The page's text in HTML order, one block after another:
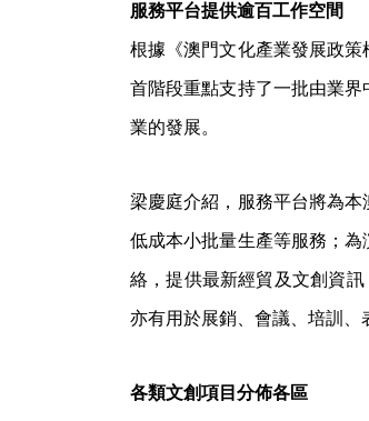
服務平台提供逾百工作空間
根據《澳門文化產業發展政
首階段重點支持了一批由業
業的發展。
梁慶庭介紹，服務平台將為
低成本小批量生產等服務；
絡，提供最新經貿及文創資
亦有用於展銷、會議、培訓、
各類文創項目分佈各區